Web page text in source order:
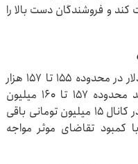
کند و فروشندگان دست بالا را
تحلیلگران بازارهای مالی معتقدند اگر دلار در محدوده ۱۵۵ تا ۱۵۷ هزار
تومان تثبیت شود، سکه امامی می‌تواند محدوده ۱۵۷ تا ۱۶۰ میلیون
تومان را تجربه کند و طلای ۱۸ عیار نیز در کانال ۱۵ میلیون تومانی باقی
کمبود تقاضای موثر مواجه